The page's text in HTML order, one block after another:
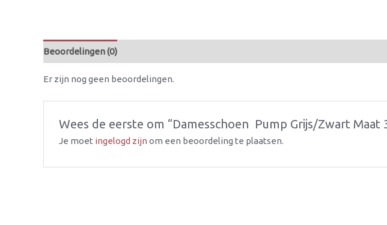
Beoordelingen (0)
Er zijn nog geen beoordelingen.
Wees de eerste om “Damesschoen  Pump Grijs/Zwart
Je moet ingelogd zijn om een beoordeling te plaatsen.